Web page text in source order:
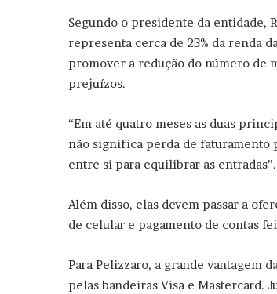
Segundo o presidente da entidade,
representa cerca de 23% da renda
promover a redução do número de
prejuízos.
“Em até quatro meses as duas
não significa perda de faturamento
entre si para equilibrar as entradas”.
Além disso, elas devem passar a
de celular e pagamento de contas
Para Pelizzaro, a grande vantagem
pelas bandeiras Visa e Mastercard.